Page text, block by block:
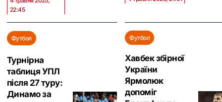
22:45
Футбол
Турнірна
таблиця УПЛ
після 27 туру:
Динамо за
Футбол
Хавбек збірної
України
Ярмолюк
допоміг